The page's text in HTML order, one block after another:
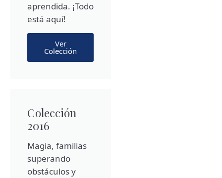
aprendida. ¡Todo
está aquí!
Ver
Colección
Colección
2016
Magia, familias
superando
obstáculos y